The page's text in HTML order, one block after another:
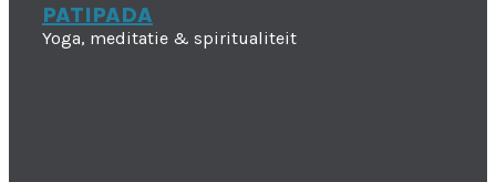
PATIPADA
Yoga, meditatie & spiritualiteit